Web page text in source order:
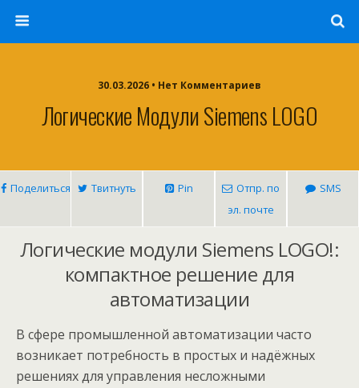
30.03.2026 • Нет Комментариев
Логические Модули Siemens LOGO
Поделиться Твитнуть Pin
Отпр. по
эл. почте
SMS
Логические модули Siemens LOGO!:
компактное решение для
автоматизации
В сфере промышленной автоматизации часто
возникает потребность в простых и надёжных
решениях для управления несложными